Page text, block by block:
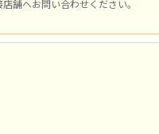
舗へお問い合わせください。